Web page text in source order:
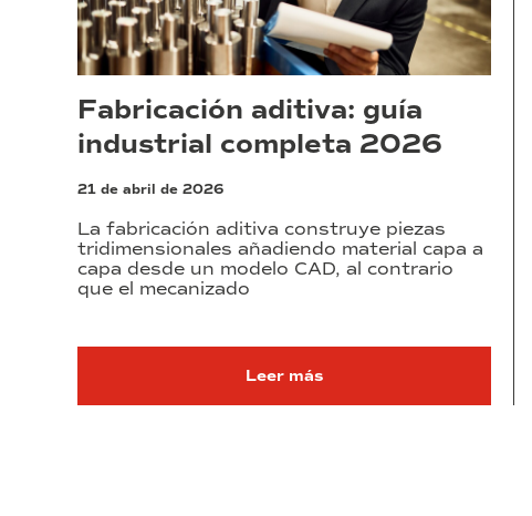
Fabricación aditiva: guía
industrial completa 2026
21 de abril de 2026
La fabricación aditiva construye piezas
tridimensionales añadiendo material capa a
capa desde un modelo CAD, al contrario
que el mecanizado
Leer más